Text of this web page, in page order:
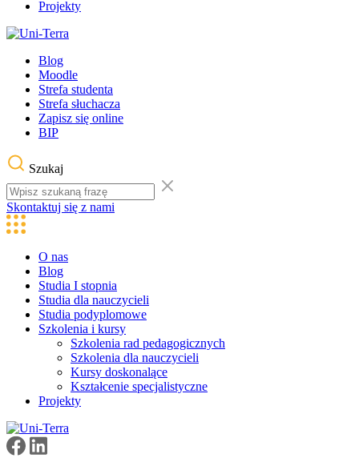
Projekty
Blog
Moodle
Strefa studenta
Strefa słuchacza
Zapisz się online
BIP
Szukaj
Skontaktuj się z nami
O nas
Blog
Studia I stopnia
Studia dla nauczycieli
Studia podyplomowe
Szkolenia i kursy
Szkolenia rad pedagogicznych
Szkolenia dla nauczycieli
Kursy doskonalące
Kształcenie specjalistyczne
Projekty